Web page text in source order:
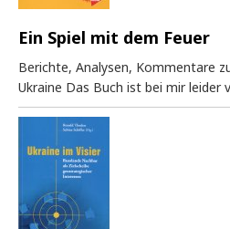
Ein Spiel mit dem Feuer
Berichte, Analysen, Kommentare
Ukraine Das Buch ist bei mir leider